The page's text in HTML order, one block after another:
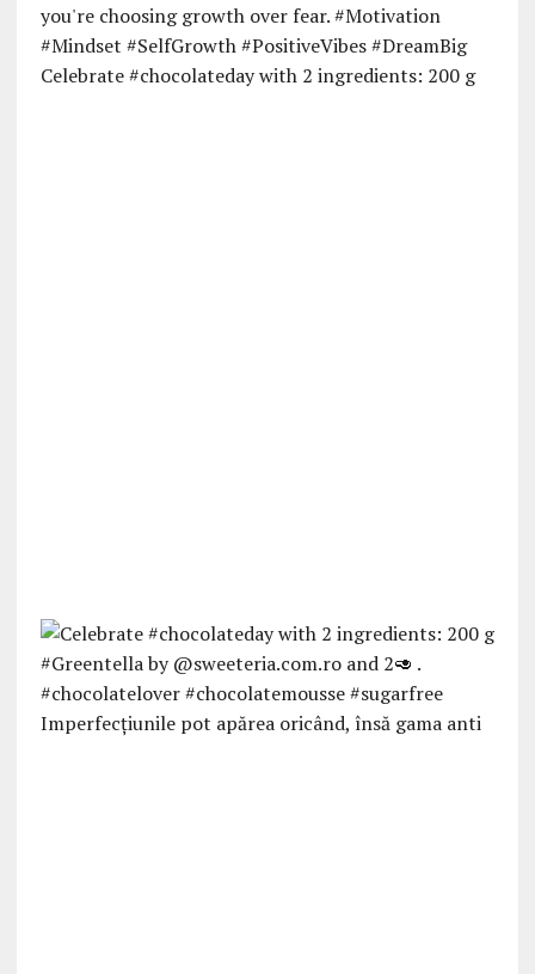
Celebrate #chocolateday with 2 ingredients: 200 g
Imperfecțiunile pot apărea oricând, însă gama anti